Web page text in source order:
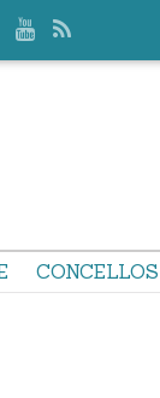
CONCELLOS